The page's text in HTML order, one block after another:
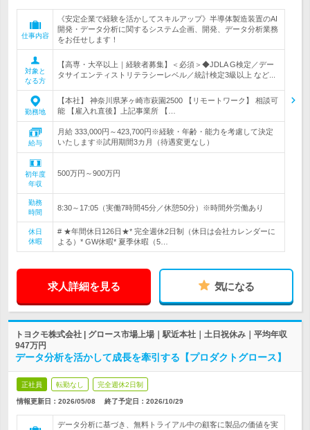
仕事内容
《安定企業で経験を活かしてスキルアップ》半導体製造装置のAI
開発・データ分析に関するシステム企画、開発、データ分析業務
をお任せします！
対象と
なる方
【高専・大卒以上｜経験者募集】＜必須＞◆JDLA G検定／デー
タサイエンティストリテラシーレベル／統計検定3級以上 など...
勤務地
【本社】 神奈川県茅ヶ崎市萩園2500 【リモートワーク】 相談可
能 【雇入れ直後】上記事業所 【…
給与
月給 333,000円～423,700円※経験・年齢・能力を考慮して決定
いたします※試用期間3カ月（待遇変更なし）
初年度
年収
500万円～900万円
勤務
時間
8:30～17:05（実働7時間45分／休憩50分）※時間外労働あり
休日
休暇
# ★年間休日126日★* 完全週休2日制（休日は会社カレンダーに
よる）* GW休暇* 夏季休暇（5…
求人詳細を見る 気になる
トヨクモ株式会社 | グロース市場上場｜駅近本社｜土日祝休み｜平均年収
947万円
データ分析を活かして成長を牽引する【プロダクトグロース】
正社員 転勤なし 完全週休2日制
情報更新日：2026/05/08 終了予定日： 2026/10/29
データ分析に基づき、無料トライアル中の顧客に製品の価値を実